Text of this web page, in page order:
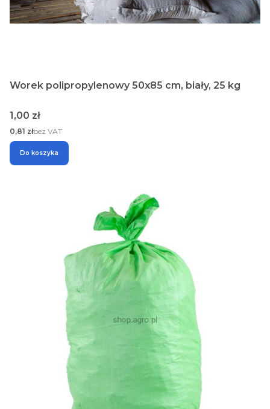
Worek polipropylenowy 50x85 cm, biały, 25 kg
Cena
1,00 zł
Cena
0,81 złbez VAT
Do koszyka